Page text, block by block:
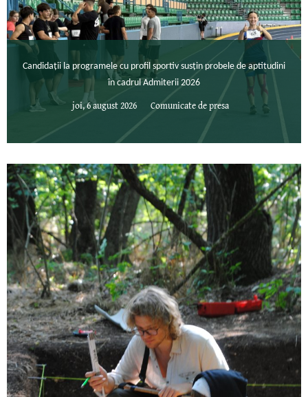
Candidații la programele cu profil sportiv susțin probele de aptitudini
în cadrul Admiterii 2026
joi, 6 august 2026 Comunicate de presa